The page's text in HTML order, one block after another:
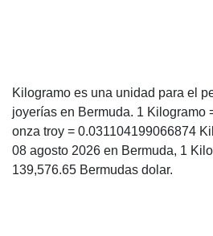
Kilogramo es una unidad para el
joyerías en Bermuda. 1 Kilogramo
onza troy = 0.031104199066874
08 agosto 2026 en Bermuda, 1
139,576.65 Bermudas dolar.